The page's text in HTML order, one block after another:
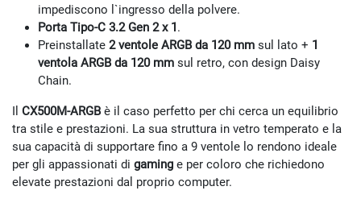
impediscono l`ingresso della polvere.
Porta Tipo-C 3.2 Gen 2 x 1.
Preinstallate 2 ventole ARGB da 120 mm sul lato + 1
ventola ARGB da 120 mm sul retro, con design Daisy
Chain.
Il CX500M-ARGB è il caso perfetto per chi cerca un equilibrio
tra stile e prestazioni. La sua struttura in vetro temperato e la
sua capacità di supportare fino a 9 ventole lo rendono ideale
per gli appassionati di gaming e per coloro che richiedono
elevate prestazioni dal proprio computer.